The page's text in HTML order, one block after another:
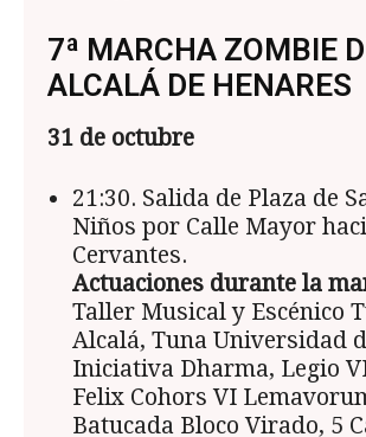
7ª MARCHA ZOMBIE
ALCALÁ DE HENARES
31 de octubre
21:30. Salida de Plaza de
Niños por Calle Mayor
Cervantes.
Actuaciones durante la
Taller Musical y Escénico
Alcalá, Tuna Universidad
Iniciativa Dharma, Legio
Felix Cohors VI
Batucada Bloco Virado, 5